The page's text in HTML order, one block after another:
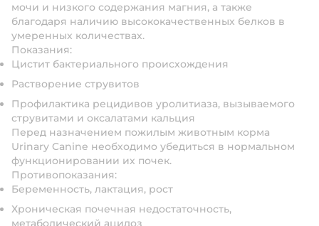
мочи и низкого содержания магния, а также
благодаря наличию высококачественных белков в
умеренных количествах.
Показания:
Цистит бактериального происхождения
Растворение струвитов
Профилактика рецидивов уролитиаза, вызываемого
струвитами и оксалатами кальция
Перед назначением пожилым животным корма
Urinary Canine необходимо убедиться в нормальном
функционировании их почек.
Противопоказания:
Беременность, лактация, рост
Хроническая почечная недостаточность,
метаболический ацидоз